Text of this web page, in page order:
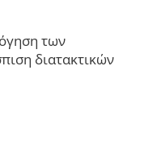
των
διατακτικών